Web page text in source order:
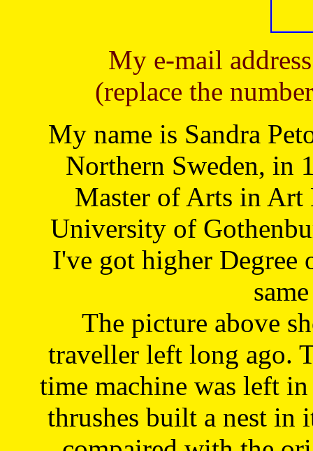
My e-mail
(replace the
My name is Sandra
Northern Sweden, in
Master of Arts in Art
University of
I've got higher Degree
The picture above
traveller left long ago.
time machine was left
thrushes built a nest in